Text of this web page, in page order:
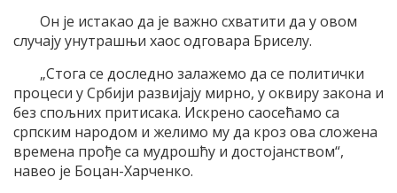
Он је истакао да је важно схватити да у овом
случају унутрашњи хаос одговара Бриселу.
„Стога се доследно залажемо да се политички
процеси у Србији развијају мирно, у оквиру закона и
без спољних притисака. Искрено саосећамо са
српским народом и желимо му да кроз ова сложена
времена прође са мудрошћу и достојанством“,
навео је Боцан-Харченко.